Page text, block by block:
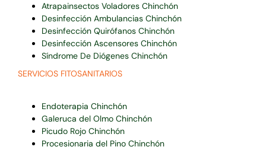
Atrapainsectos Voladores Chinchón
Desinfección Ambulancias Chinchón
Desinfección Quirófanos Chinchón
Desinfección Ascensores Chinchón
Síndrome De Diógenes Chinchón
SERVICIOS FITOSANITARIOS
Endoterapia Chinchón
Galeruca del Olmo Chinchón
Picudo Rojo Chinchón
Procesionaria del Pino Chinchón